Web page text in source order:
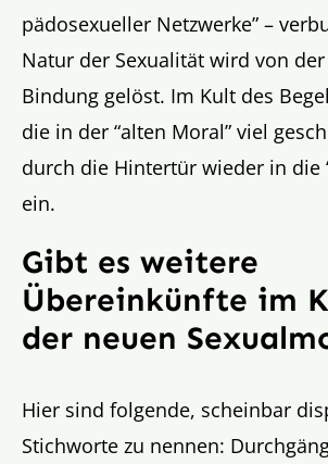
pädosexueller Netzwerke” –
Natur der Sexualität wird von
Bindung gelöst. Im Kult des
die in der “alten Moral” viel
durch die Hintertür wieder in die
ein.
Gibt es weitere
Übereinkünfte im
der neuen
Hier sind folgende, scheinbar
Stichworte zu nennen: